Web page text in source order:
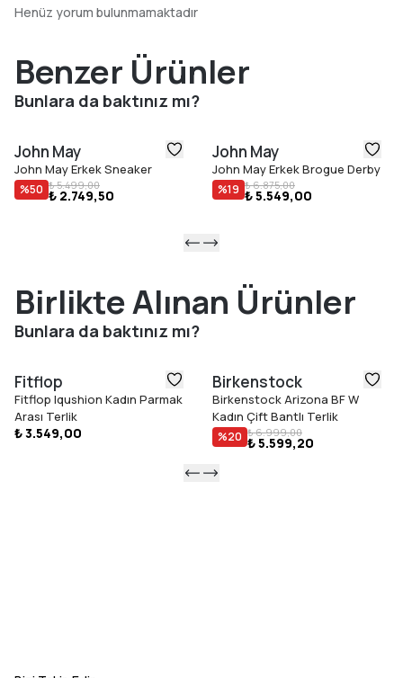
Henüz yorum bulunmamaktadır
Benzer Ürünler
Bunlara da baktınız mı?
John May
John May Erkek Sneaker
%50 ₺ 5.499,00
₺ 2.749,50
John May
John May Erkek Brogue Derby
%19 ₺ 6.875,00
₺ 5.549,00
Birlikte Alınan Ürünler
Bunlara da baktınız mı?
Fitflop
Fitflop Iqushion Kadın Parmak
Arası Terlik
₺ 3.549,00
Birkenstock
Birkenstock Arizona BF W
Kadın Çift Bantlı Terlik
%20 ₺ 6.999,00
₺ 5.599,20